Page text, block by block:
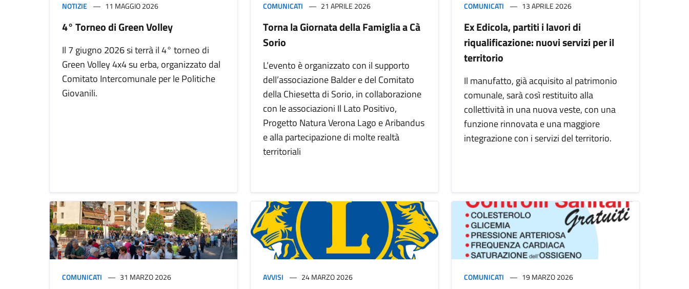
NOTIZIE 11 MAGGIO 2026
4° Torneo di Green Volley
Il 7 giugno 2026 si terrà il 4° torneo di
Green Volley 4x4 su erba, organizzato dal
Comitato Intercomunale per le Politiche
Giovanili.
COMUNICATI 21 APRILE 2026
Torna la Giornata della Famiglia a Cà
Sorio
L’evento è organizzato con il supporto
dell’associazione Balder e del Comitato
della Chiesetta di Sorio, in collaborazione
con le associazioni Il Lato Positivo,
Progetto Natura Verona Lago e Aribandus
e alla partecipazione di molte realtà
territoriali
COMUNICATI 13 APRILE 2026
Ex Edicola, partiti i lavori di
riqualificazione: nuovi servizi per il
territorio
Il manufatto, già acquisito al patrimonio
comunale, sarà così restituito alla
collettività in una nuova veste, con una
funzione rinnovata e una maggiore
integrazione con i servizi del territorio.
COMUNICATI 31 MARZO 2026 AVVISI 24 MARZO 2026 COMUNICATI 19 MARZO 2026